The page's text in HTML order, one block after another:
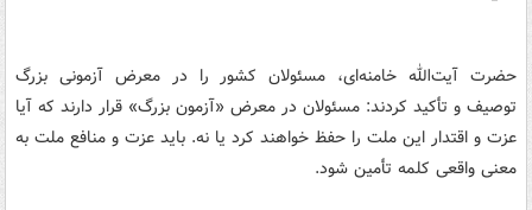
حضرت آیت‌الله خامنه‌ای، مسئولان کشور را در معرض آزمونی بزرگ
توصیف و تأکید کردند: مسئولان در معرض «آزمون بزرگ» قرار دارند که آیا
عزت و اقتدار این ملت را حفظ خواهند کرد یا نه. باید عزت و منافع ملت به
معنی واقعی کلمه تأمین شود.